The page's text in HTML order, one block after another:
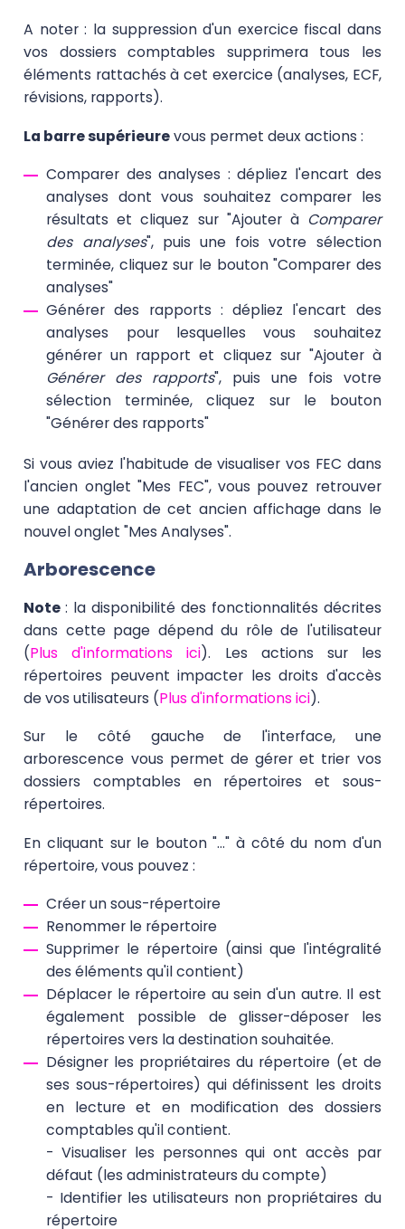
A noter : la suppression d'un exercice fiscal dans
vos dossiers comptables supprimera tous les
éléments rattachés à cet exercice (analyses, ECF,
révisions, rapports).
La barre supérieurevous permet deux actions :
Comparer des analyses : dépliez l'encart des
analyses dont vous souhaitez comparer les
résultats et cliquez sur "Ajouter à Comparer
des analyses", puis une fois votre sélection
terminée, cliquez sur le bouton "Comparer des
analyses"
Générer des rapports : dépliez l'encart des
analyses pour lesquelles vous souhaitez
générer un rapport et cliquez sur "Ajouter à
Générer des rapports", puis une fois votre
sélection terminée, cliquez sur le bouton
"Générer des rapports"
Si vous aviez l'habitude de visualiser vos FEC dans
l'ancien onglet "Mes FEC", vous pouvez retrouver
une adaptation de cet ancien affichage dans le
nouvel onglet "Mes Analyses".
Arborescence
Note: la disponibilité des fonctionnalités décrites
dans cette page dépend du rôle de l'utilisateur
(Plus d'informations ici). Les actions sur les
répertoires peuvent impacter les droits d'accès
de vos utilisateurs (Plus d'informations ici).
Sur le côté gauche de l'interface, une
arborescence vous permet de gérer et trier vos
dossiers comptables en répertoires et sous-
répertoires.
En cliquant sur le bouton "..." à côté du nom d'un
répertoire, vous pouvez :
Créer un sous-répertoire
Renommer le répertoire
Supprimer le répertoire (ainsi que l'intégralité
des éléments qu'il contient)
Déplacer le répertoire au sein d'un autre. Il est
également possible de glisser-déposer les
répertoires vers la destination souhaitée.
Désigner les propriétaires du répertoire (et de
ses sous-répertoires) qui définissent les droits
en lecture et en modification des dossiers
comptables qu'il contient.
- Visualiser les personnes qui ont accès par
défaut (les administrateurs du compte)
- Identifier les utilisateurs non propriétaires du
répertoire